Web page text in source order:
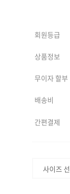
회원등급
상품정보
무이자 할부
배송비
간편결제
사이즈